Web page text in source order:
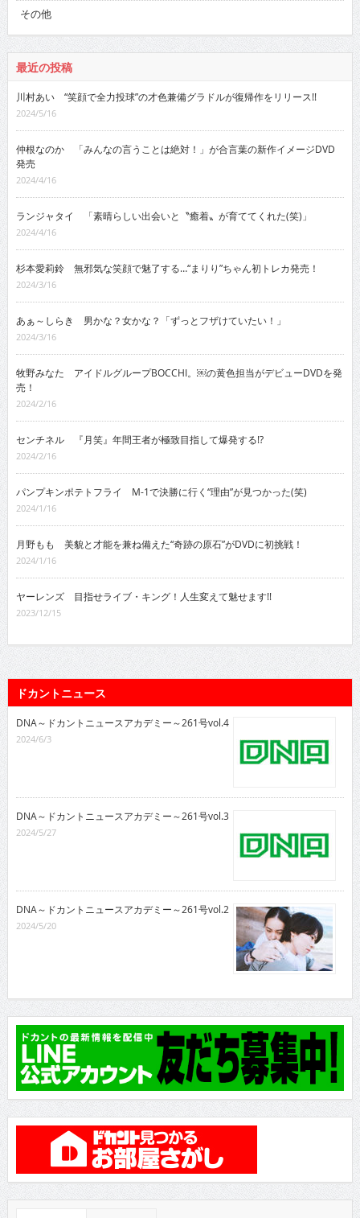
その他
最近の投稿
川村あい “笑顔で全力投球”の才色兼備グラドルが復帰作をリリース!!
2024/5/16
仲根なのか 「みんなの言うことは絶対！」が合言葉の新作イメージDVD
発売
2024/4/16
ランジャタイ 「素晴らしい出会いと〝癒着〟が育ててくれた(笑)」
2024/4/16
杉本愛莉鈴 無邪気な笑顔で魅了する…“まりり”ちゃん初トレカ発売！
2024/3/16
あぁ～しらき 男かな？女かな？「ずっとフザけていたい！」
2024/3/16
牧野みなた アイドルグループBOCCHI。￼の黄色担当がデビューDVDを発
売！
2024/2/16
センチネル 『月笑』年間王者が極致目指して爆発する!?
2024/2/16
パンプキンポテトフライ M-1で決勝に行く“理由”が見つかった(笑)
2024/1/16
月野もも 美貌と才能を兼ね備えた“奇跡の原石”がDVDに初挑戦！
2024/1/16
ヤーレンズ 目指せライブ・キング！人生変えて魅せます!!
2023/12/15
ドカントニュース
DNA～ドカントニュースアカデミー～261号vol.4
2024/6/3
DNA～ドカントニュースアカデミー～261号vol.3
2024/5/27
DNA～ドカントニュースアカデミー～261号vol.2
2024/5/20